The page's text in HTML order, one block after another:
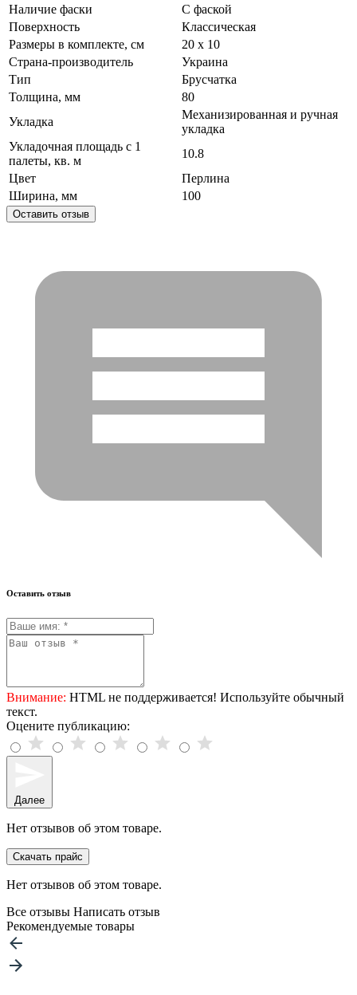
Наличие фаски
С фаской
Поверхность
Классическая
Размеры в комплекте, см
20 х 10
Страна-производитель
Украина
Тип
Брусчатка
Толщина, мм
80
Укладка
Механизированная и ручная
укладка
Укладочная площадь с 1
палеты, кв. м
10.8
Цвет
Перлина
Ширина, мм
100
Оставить отзыв
Оставить отзыв
Внимание: HTML не поддерживается! Используйте обычный
текст.
Оцените публикацию:
Далее
Нет отзывов об этом товаре.
Скачать прайс
Нет отзывов об этом товаре.
Все отзывы Написать отзыв
Рекомендуемые товары